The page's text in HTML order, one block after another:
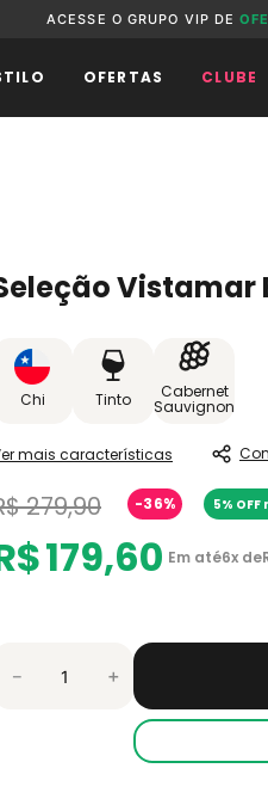
ACESSE O GRUPO VIP DE
OFERTAS CLUBE
Vistamar
Chi Tinto Cabernet
Sauvignon
mais características
279,90 -36% 5% OFF
179,60 Em até6x de
＋
－